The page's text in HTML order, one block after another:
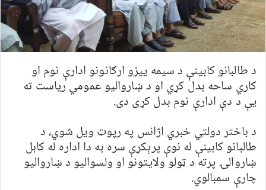
د طالبانو کابینې د سیمه ییزو ارګانونو ادارې نوم او
کاري ساحه بدل کړي او د ښاروالیو عمومي ریاست ته
یې د دې ادارې نوم بدل کړی دی.
د باختر دولتي خبري اژانس په رپوټ ویل شوي، د
طالبانو کابینې له نوې پرېکړې سره به دا اداره له کابل
ښاروالۍ پرته د ټولو ولایتونو او ولسوالیو د ښاروالیو
چارې سمبالوي.